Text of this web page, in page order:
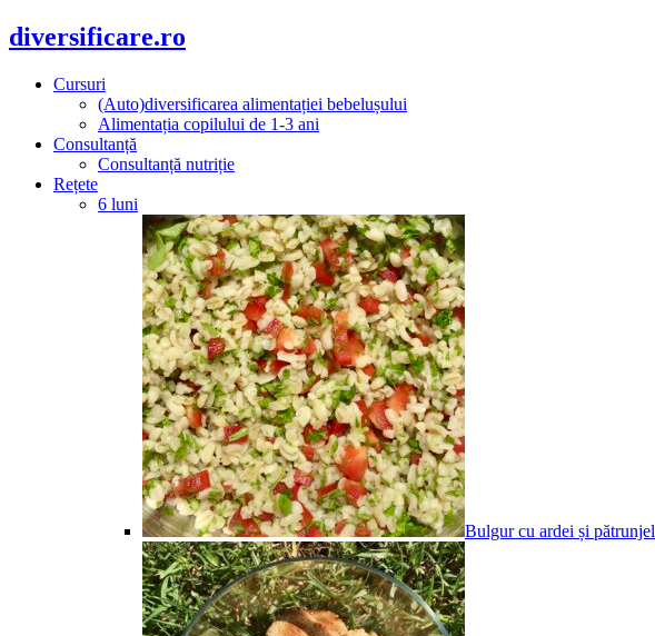
diversificare.ro
Cursuri
(Auto)diversificarea alimentației bebelușului
Alimentația copilului de 1-3 ani
Consultanță
Consultanță nutriție
Rețete
6 luni
Bulgur cu ardei și pătrunjel